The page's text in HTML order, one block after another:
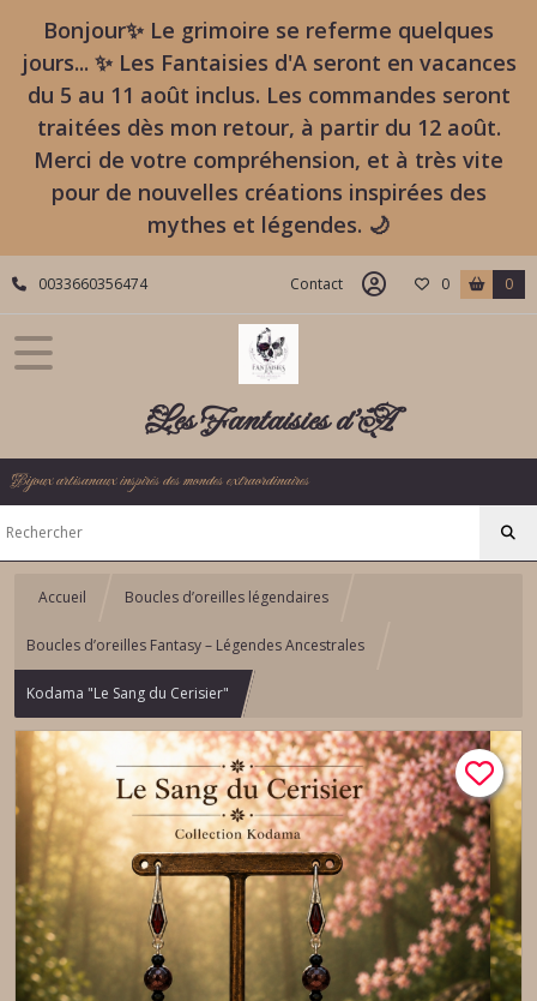
Bonjour✨ Le grimoire se referme quelques
jours... ✨ Les Fantaisies d'A seront en vacances
du 5 au 11 août inclus. Les commandes seront
traitées dès mon retour, à partir du 12 août.
Merci de votre compréhension, et à très vite
pour de nouvelles créations inspirées des
mythes et légendes. 🌙
0033660356474 Contact 0 0
Les Fantaisies d'A
Bijoux artisanaux inspirés des mondes extraordinaires
Accueil Boucles d’oreilles légendaires
Boucles d’oreilles Fantasy – Légendes Ancestrales
Kodama "Le Sang du Cerisier"